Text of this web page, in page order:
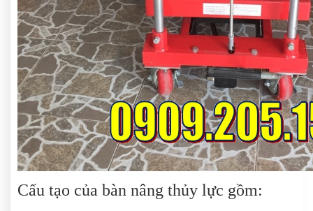
Cấu tạo của bàn nâng thủy lực gồm: